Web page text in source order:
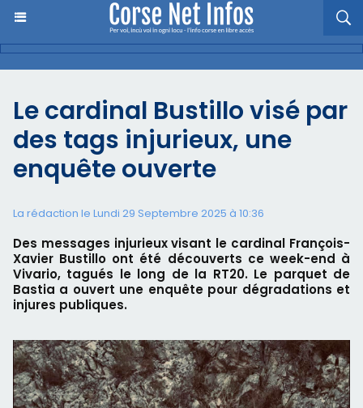
Le cardinal Bustillo visé par
des tags injurieux, une
enquête ouverte
La rédaction le Lundi 29 Septembre 2025 à 10:36
Des messages injurieux visant le cardinal François-
Xavier Bustillo ont été découverts ce week-end à
Vivario, tagués le long de la RT20. Le parquet de
Bastia a ouvert une enquête pour dégradations et
injures publiques.